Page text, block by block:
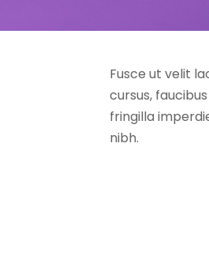
Fusce ut velit
cursus,
fringilla
nibh.